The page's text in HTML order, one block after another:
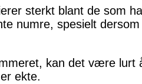
sterkt blant de som
numre, spesielt
kan det være lurt
ekte.